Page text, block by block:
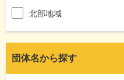
北部地域
団体名から探す